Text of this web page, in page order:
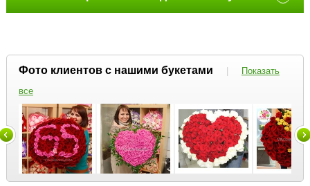
Фото клиентов с нашими букетами |
Показать
все